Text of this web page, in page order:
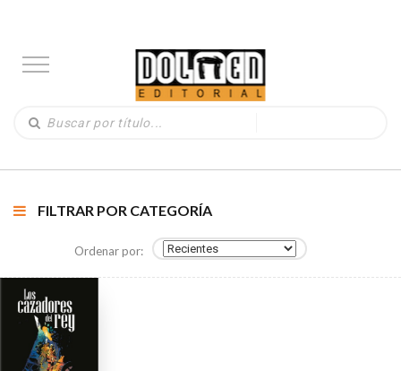
FILTRAR POR CATEGORÍA
Ordenar por: